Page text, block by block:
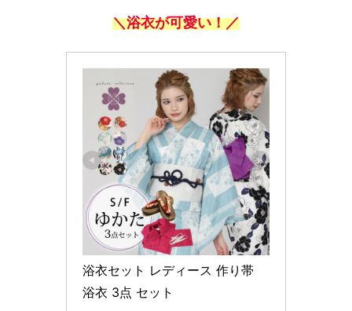
＼浴衣が可愛い！／
浴衣セット レディース 作り帯
浴衣 3点 セット